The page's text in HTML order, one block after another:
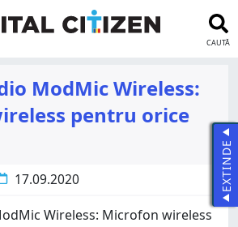
CAUTĂ
ModMic Wireless:
pentru orice
17.09.2020 EXTINDE